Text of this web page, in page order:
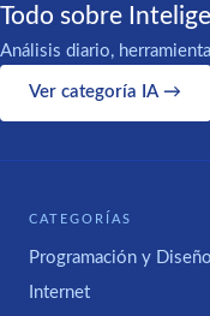
Todo sobre
Análisis diario,
Ver categoría IA →
CATEGORÍAS
Programación y Diseño
Internet